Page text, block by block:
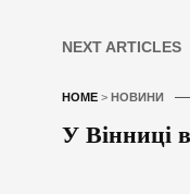
NEXT ARTICLES
HOME > НОВИНИ
У Вінниці